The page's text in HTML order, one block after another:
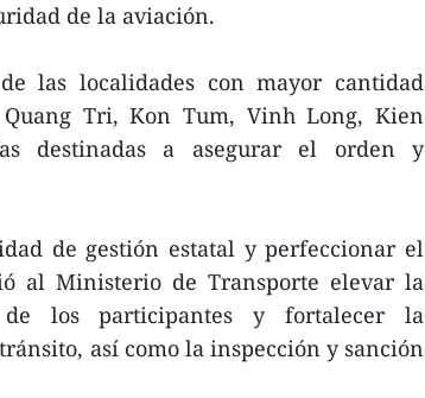
de la aviación.
las localidades con mayor cantidad
Tri, Kon Tum, Vinh Long, Kien
destinadas a asegurar el orden y
de gestión estatal y perfeccionar el
al Ministerio de Transporte elevar la
de los participantes y fortalecer la
así como la inspección y sanción